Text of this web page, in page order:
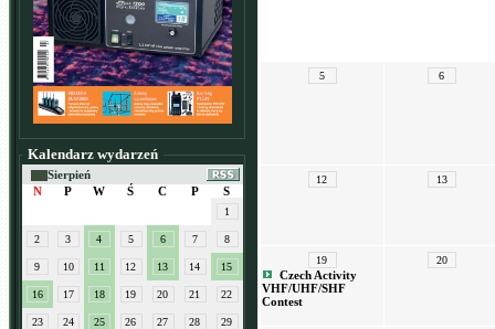
Kalendarz wydarzeń
Sierpień
N
P W Ś C P S
1
2 3 4 5 6 7 8
9 10 11 12 13 14 15
16 17 18 19 20 21 22
23 24 25 26 27 28 29
5 6
12 13
19
Czech Activity
VHF/UHF/SHF
Contest
20